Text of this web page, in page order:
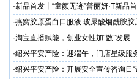
超龙医美成功举办！胶原领域创新突
·新品首发丨“童颜无迹”普丽妍·T新品
成功举办 李远宏教授受邀参会并进行
·燕窝胶原蛋白口服液 玻尿酸烟酰胺
牌
·淘宝直播赋能，创业女性加“数”发展
·绍兴平安产险：迎端午，门店星级服
·绍兴平安产险：开展安全宣传咨询日“